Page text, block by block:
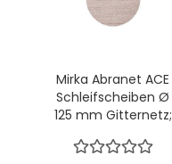
Mirka Abranet ACE
Schleifscheiben Ø
125 mm Gitternetz;
Stck/Pck